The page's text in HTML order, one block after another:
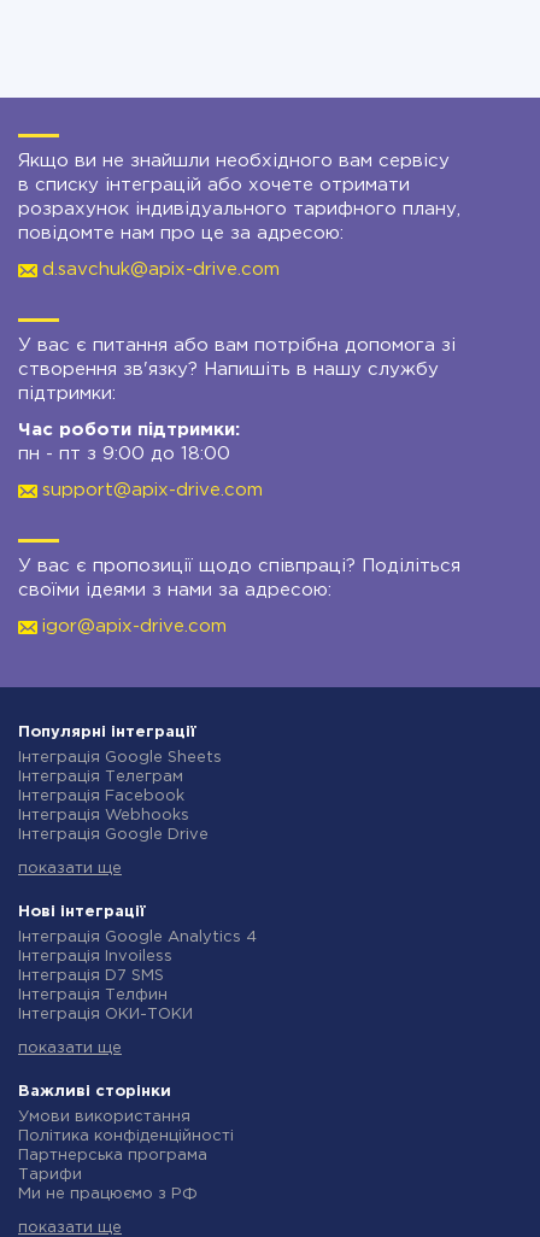
Якщо ви не знайшли необхідного вам сервісу
в списку інтеграцій або хочете отримати
розрахунок індивідуального тарифного плану,
повідомте нам про це за адресою:
d.savchuk@apix-drive.com
У вас є питання або вам потрібна допомога зі
створення зв'язку? Напишіть в нашу службу
підтримки:
Час роботи підтримки:
пн - пт з 9:00 до 18:00
support@apix-drive.com
У вас є пропозиції щодо співпраці? Поділіться
своїми ідеями з нами за адресою:
igor@apix-drive.com
Популярні інтеграції
Інтеграція Google Sheets
Інтеграція Телеграм
Інтеграція Facebook
Інтеграція Webhooks
Інтеграція Google Drive
Інтеграція Gmail
Інтеграція Rozetka
Інтеграція OpenAI (ChatGPT)
Інтеграція Binotel
Інтеграція Prom
Інтеграція Приват24
Інтеграція OLX
Інтеграція SendPulse
Інтеграція Stream Telecom
Інтеграція Google Analytics
Інтеграція Creatio
Інтеграція Ringostat
Інтеграція Google Calendar
Інтеграція Airtable
показати ще
Нові інтеграції
Інтеграція Google Analytics 4
Інтеграція Invoiless
Інтеграція D7 SMS
Інтеграція Телфин
Інтеграція ОКИ-ТОКИ
Інтеграція Microsoft Dynamics 365
Інтеграція TxtSync
Інтеграція Wire2Air
Інтеграція Corezoid
Інтеграція Infobip
Інтеграція Instasent
Інтеграція AtomPark
Інтеграція Campaign Monitor
показати ще
Важливі сторінки
Умови використання
Політика конфіденційності
Партнерська програма
Тарифи
Ми не працюємо з РФ
Індивідуальна розробка
показати ще